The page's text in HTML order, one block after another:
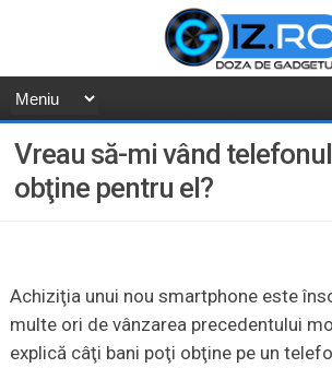
Vreau să-mi vând
obţine pentru el?
Achiziţia unui nou smartphone este
multe ori de vânzarea precedentului
explică câţi bani poţi obţine pe un